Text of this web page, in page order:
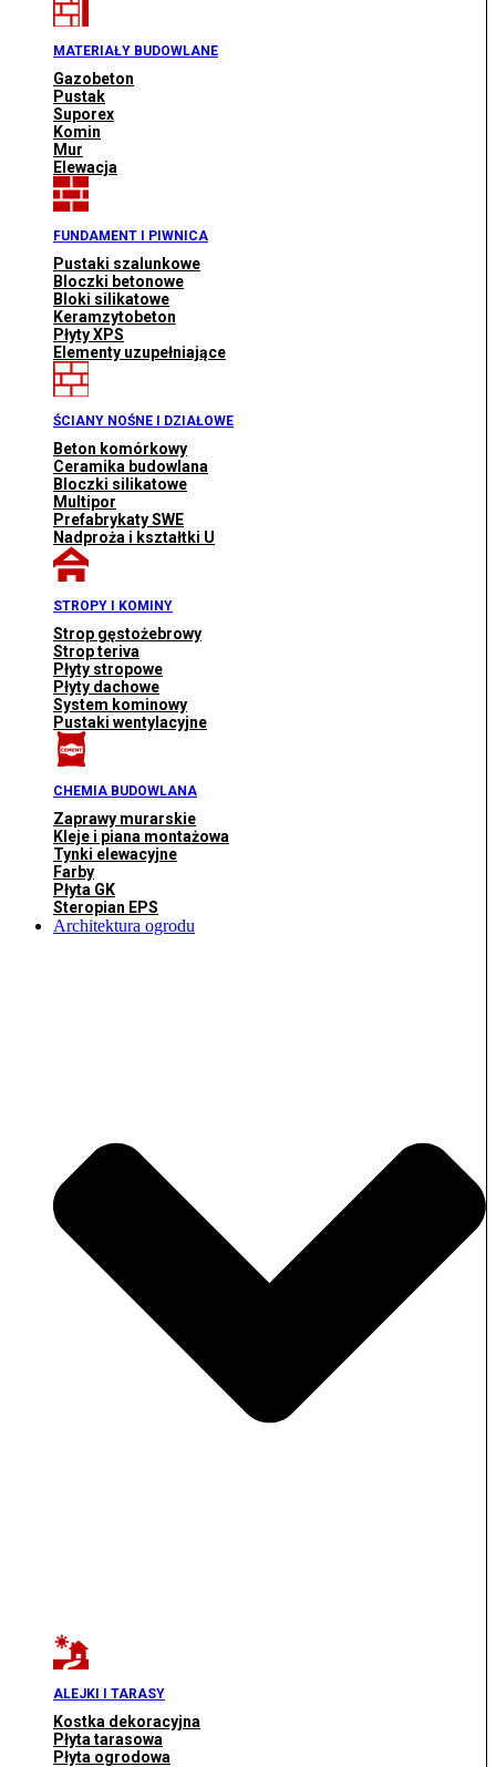
MATERIAŁY BUDOWLANE
Gazobeton
Pustak
Suporex
Komin
Mur
Elewacja
FUNDAMENT I PIWNICA
Pustaki szalunkowe
Bloczki betonowe
Bloki silikatowe
Keramzytobeton
Płyty XPS
Elementy uzupełniające
ŚCIANY NOŚNE I DZIAŁOWE
Beton komórkowy
Ceramika budowlana
Bloczki silikatowe
Multipor
Prefabrykaty SWE
Nadproża i kształtki U
STROPY I KOMINY
Strop gęstożebrowy
Strop teriva
Płyty stropowe
Płyty dachowe
System kominowy
Pustaki wentylacyjne
CHEMIA BUDOWLANA
Zaprawy murarskie
Kleje i piana montażowa
Tynki elewacyjne
Farby
Płyta GK
Steropian EPS
Architektura ogrodu
ALEJKI I TARASY
Kostka dekoracyjna
Płyta tarasowa
Płyta ogrodowa